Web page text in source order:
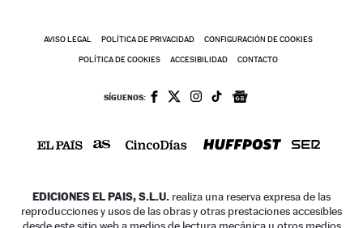
AVISO LEGAL POLÍTICA DE PRIVACIDAD CONFIGURACIÓN DE COOKIES
POLÍTICA DE COOKIES ACCESIBILIDAD CONTACTO
SÍGUENOS:
EDICIONES EL PAIS, S.L.U. realiza una reserva expresa de las
reproducciones y usos de las obras y otras prestaciones accesibles